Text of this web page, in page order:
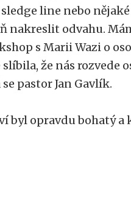
line nebo
nakreslit odvahu.
s Marii Wazi o
že nás rozvede
pastor Jan Gavlík.
byl opravdu bohatý a